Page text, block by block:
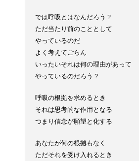
では呼吸とはなんだろう？
ただ当たり前のこととして
やっているのだ
よく考えてごらん
いったいそれは何の理由があって
やっているのだろう？
呼吸の根拠を求めるとき
それは思考的な作用となる
つまり信念が願望と化する
あなたが何の根拠もなく
ただそれを受け入れるとき